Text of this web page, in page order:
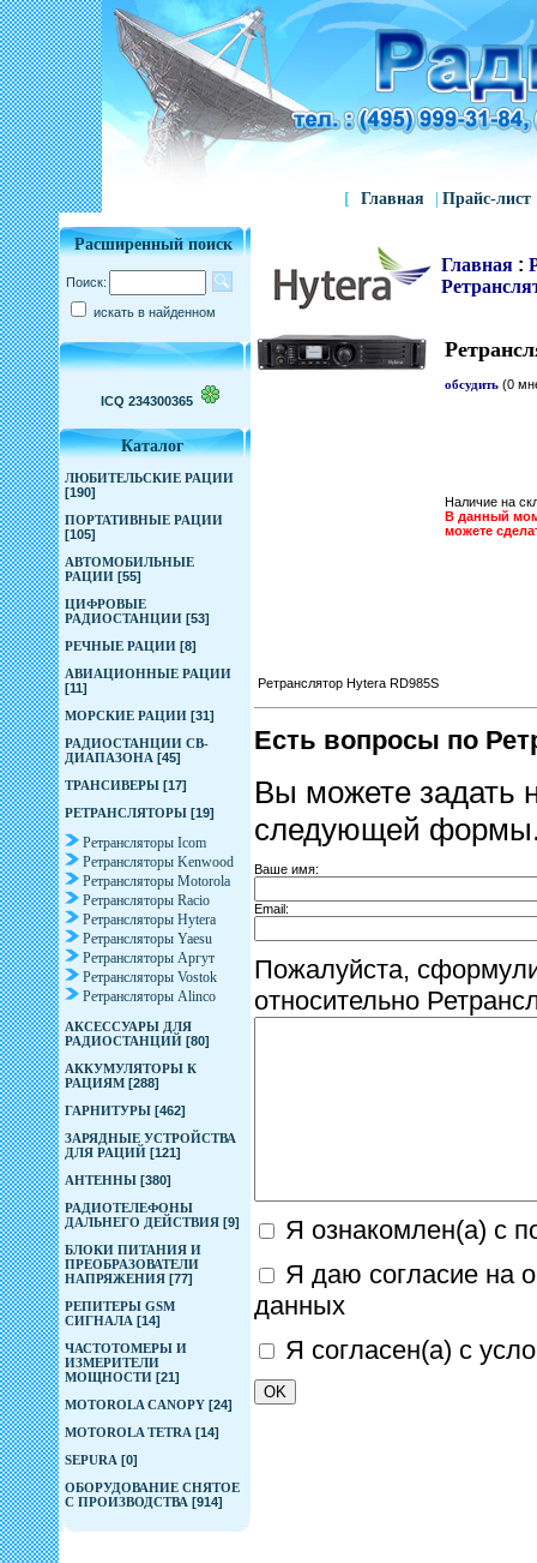
[ Главная Прайс-лист
Расширенный поиск
Поиск:
искать в найденном
ICQ 234300365
Каталог
ЛЮБИТЕЛЬСКИЕ РАЦИИ
[190]
ПОРТАТИВНЫЕ РАЦИИ
[105]
АВТОМОБИЛЬНЫЕ
РАЦИИ [55]
ЦИФРОВЫЕ
РАДИОСТАНЦИИ [53]
РЕЧНЫЕ РАЦИИ [8]
АВИАЦИОННЫЕ РАЦИИ
[11]
МОРСКИЕ РАЦИИ [31]
РАДИОСТАНЦИИ CB-
ДИАПАЗОНА [45]
ТРАНСИВЕРЫ [17]
РЕТРАНСЛЯТОРЫ [19]
Ретрансляторы Icom
Ретрансляторы Kenwood
Ретрансляторы Motorola
Ретрансляторы Racio
Ретрансляторы Hytera
Ретрансляторы Yaesu
Ретрансляторы Аргут
Ретрансляторы Vostok
Ретрансляторы Alinco
АКСЕССУАРЫ ДЛЯ
РАДИОСТАНЦИЙ [80]
АККУМУЛЯТОРЫ К
РАЦИЯМ [288]
ГАРНИТУРЫ [462]
ЗАРЯДНЫЕ УСТРОЙСТВА
ДЛЯ РАЦИЙ [121]
АНТЕННЫ [380]
РАДИОТЕЛЕФОНЫ
ДАЛЬНЕГО ДЕЙСТВИЯ [9]
БЛОКИ ПИТАНИЯ И
ПРЕОБРАЗОВАТЕЛИ
НАПРЯЖЕНИЯ [77]
РЕПИТЕРЫ GSM
СИГНАЛА [14]
ЧАСТОТОМЕРЫ И
ИЗМЕРИТЕЛИ
МОЩНОСТИ [21]
MOTOROLA CANOPY [24]
MOTOROLA TETRA [14]
SEPURA [0]
ОБОРУДОВАНИЕ СНЯТОЕ
С ПРОИЗВОДСТВА [914]
Главная:
обсудить (0
Наличие на
В данный
можете
Ретранслятор Hytera RD985S
Есть вопросы по
Вы можете задать
следующей
Ваше имя:
Email:
Пожалуйста,
относительно
Я ознакомлен(а) с
Я даю согласие на
данных
Я согласен(а) с